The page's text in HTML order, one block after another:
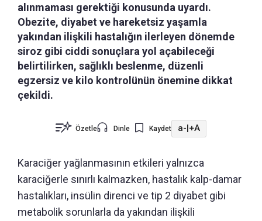
alınmaması gerektiği konusunda uyardı.
Obezite, diyabet ve hareketsiz yaşamla
yakından ilişkili hastalığın ilerleyen dönemde
siroz gibi ciddi sonuçlara yol açabileceği
belirtilirken, sağlıklı beslenme, düzenli
egzersiz ve kilo kontrolünün önemine dikkat
çekildi.
Özetle Dinle Kaydet a- +A
Karaciğer yağlanmasının etkileri yalnızca
karaciğerle sınırlı kalmazken, hastalık kalp-damar
hastalıkları, insülin direnci ve tip 2 diyabet gibi
metabolik sorunlarla da yakından ilişkili